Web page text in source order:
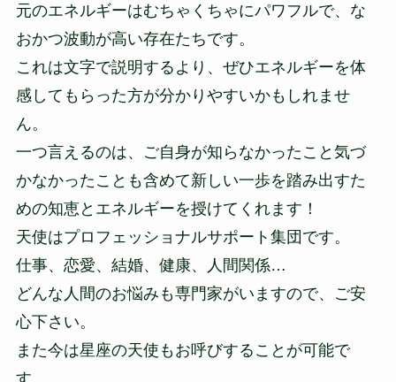
元のエネルギーはむちゃくちゃにパワフルで、な
おかつ波動が高い存在たちです。
これは文字で説明するより、ぜひエネルギーを体
感してもらった方が分かりやすいかもしれませ
ん。
一つ言えるのは、ご自身が知らなかったこと気づ
かなかったことも含めて新しい一歩を踏み出すた
めの知恵とエネルギーを授けてくれます！
天使はプロフェッショナルサポート集団です。
仕事、恋愛、結婚、健康、人間関係…
どんな人間のお悩みも専門家がいますので、ご安
心下さい。
また今は星座の天使もお呼びすることが可能で
す。